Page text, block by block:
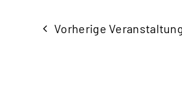
Vorherige